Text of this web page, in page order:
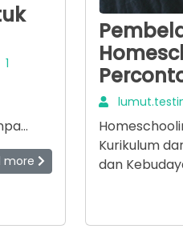
1
more
Kurikulum
dan
model
Indonesia.
yang dimiliki